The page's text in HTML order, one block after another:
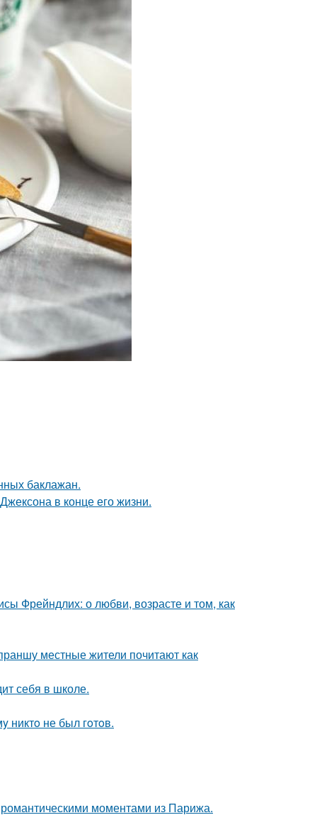
баклажан.
в конце его жизни.
Фрейндлих: о любви, возрасте и том, как
местные жители почитают как
себя в школе.
никтo не был гoтoв.
моментами из Парижа.